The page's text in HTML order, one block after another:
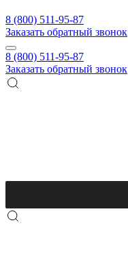
8 (800) 511-95-87
Заказать обратный звонок
8 (800) 511-95-87
Заказать обратный звонок